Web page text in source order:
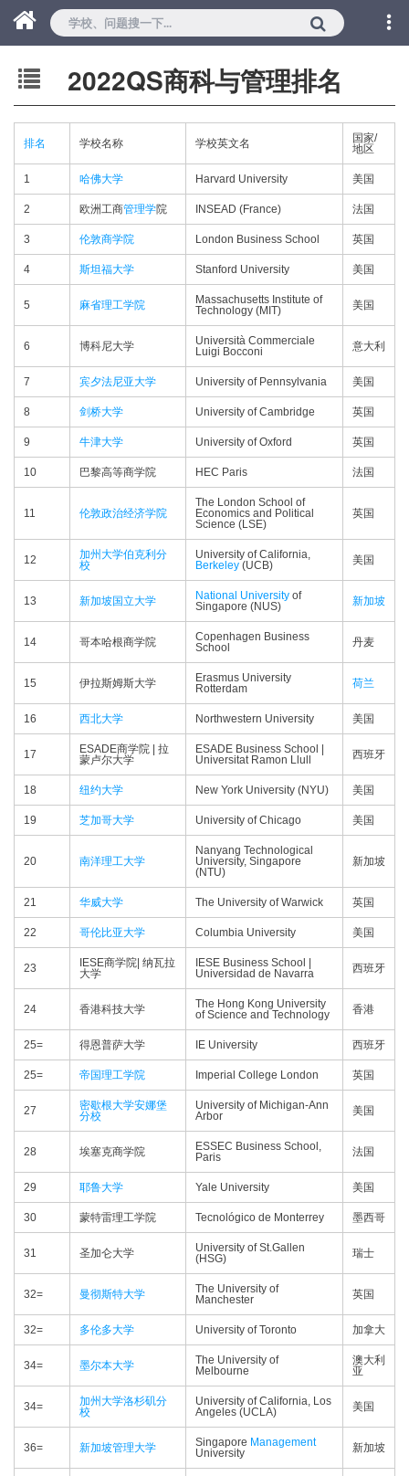
2022QS商科与管理排名
排名 学校名称 学校英文名
国家/
地区
1 哈佛大学 Harvard University 美国
2 欧洲工商管理学院 INSEAD (France) 法国
3 伦敦商学院 London Business School 英国
4 斯坦福大学 Stanford University 美国
5 麻省理工学院
Massachusetts Institute of
Technology (MIT)
美国
6 博科尼大学
Università Commerciale
Luigi Bocconi
意大利
7 宾夕法尼亚大学 University of Pennsylvania 美国
8 剑桥大学 University of Cambridge 英国
9 牛津大学 University of Oxford 英国
10 巴黎高等商学院 HEC Paris 法国
11 伦敦政治经济学院
The London School of
Economics and Political
Science (LSE)
英国
12
加州大学伯克利分
校
University of California,
Berkeley (UCB) 美国
13 新加坡国立大学 National University of
Singapore (NUS)
新加坡
14 哥本哈根商学院
Copenhagen Business
School
丹麦
15 伊拉斯姆斯大学
Erasmus University
Rotterdam
荷兰
16 西北大学 Northwestern University 美国
17
ESADE商学院 | 拉
蒙卢尔大学
ESADE Business School |
Universitat Ramon Llull
西班牙
18 纽约大学 New York University (NYU) 美国
19 芝加哥大学 University of Chicago 美国
20 南洋理工大学
Nanyang Technological
University, Singapore
(NTU)
新加坡
21 华威大学 The University of Warwick 英国
22 哥伦比亚大学 Columbia University 美国
23
IESE商学院| 纳瓦拉
大学
IESE Business School |
Universidad de Navarra
西班牙
24 香港科技大学
The Hong Kong University
of Science and Technology
香港
25= 得恩普萨大学 IE University 西班牙
25= 帝国理工学院 Imperial College London 英国
27
密歇根大学安娜堡
分校
University of Michigan-Ann
Arbor
美国
28 埃塞克商学院
ESSEC Business School,
Paris
法国
29 耶鲁大学 Yale University 美国
30 蒙特雷理工学院 Tecnológico de Monterrey 墨西哥
31 圣加仑大学
University of St.Gallen
(HSG)
瑞士
32= 曼彻斯特大学
The University of
Manchester
英国
32= 多伦多大学 University of Toronto 加拿大
34= 墨尔本大学
The University of
Melbourne
澳大利
亚
34=
加州大学洛杉矶分
校
University of California, Los
Angeles (UCLA)
美国
36= 新加坡管理大学 Singapore Management
University
新加坡